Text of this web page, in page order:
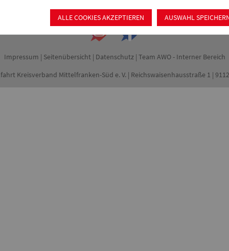
Impressum | Seitenübersicht | Datenschutz| Team AWO - Interner Bereich
Kreisverband Mittelfranken-Süd e. V. | Reichswaisenhausstraße 1 |
AUSWAHL
ALLE COOKIES AKZEPTIEREN